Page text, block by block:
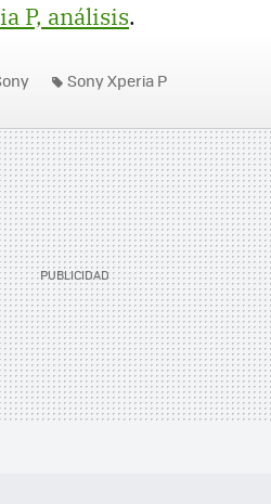
P, análisis.
Sony Xperia P